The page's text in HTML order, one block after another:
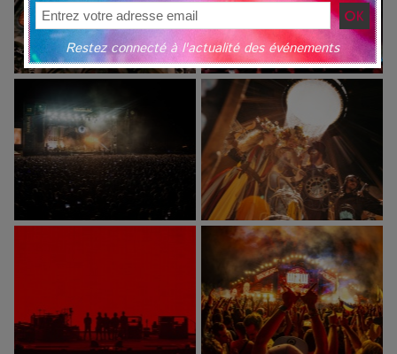
Restez connecté à l'actualité des événements